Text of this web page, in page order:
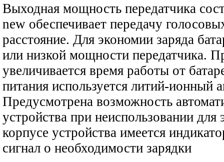
Выходная мощность передатчика
new обеспечивает передачу
расстояние. Для экономии заряда
или низкой мощности передатчика.
увеличивается время работы от
питания используется литий-ионный
Предусмотрена возможность
устройства при неиспользовании
корпусе устройства имеется
сигнал о необходимости зарядки